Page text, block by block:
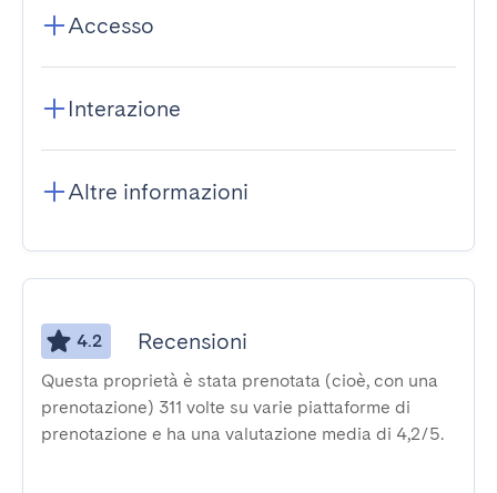
Accesso
Interazione
Altre informazioni
4.2 Recensioni
Questa proprietà è stata prenotata (cioè, con una
prenotazione) 311 volte su varie piattaforme di
prenotazione e ha una valutazione media di 4,2/5.